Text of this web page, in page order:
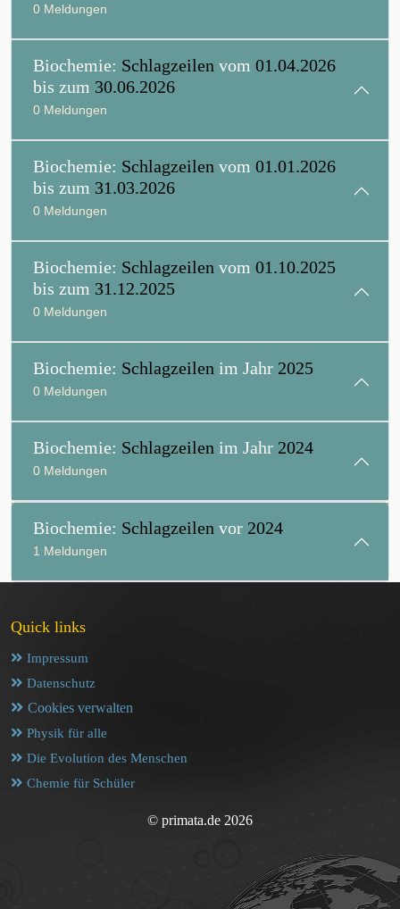
0 Meldungen
Biochemie: Schlagzeilen vom 01.04.2026
bis zum 30.06.2026
0 Meldungen
Biochemie: Schlagzeilen vom 01.01.2026
bis zum 31.03.2026
0 Meldungen
Biochemie: Schlagzeilen vom 01.10.2025
bis zum 31.12.2025
0 Meldungen
Biochemie: Schlagzeilen im Jahr 2025
0 Meldungen
Biochemie: Schlagzeilen im Jahr 2024
0 Meldungen
Biochemie: Schlagzeilen vor 2024
1 Meldungen
Quick links
Impressum
Datenschutz
Cookies verwalten
Physik für alle
Die Evolution des Menschen
Chemie für Schüler
© primata.de 2026